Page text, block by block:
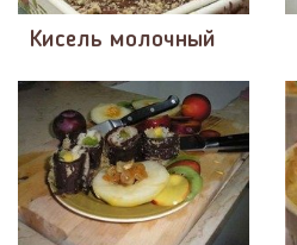
Кисель молочный